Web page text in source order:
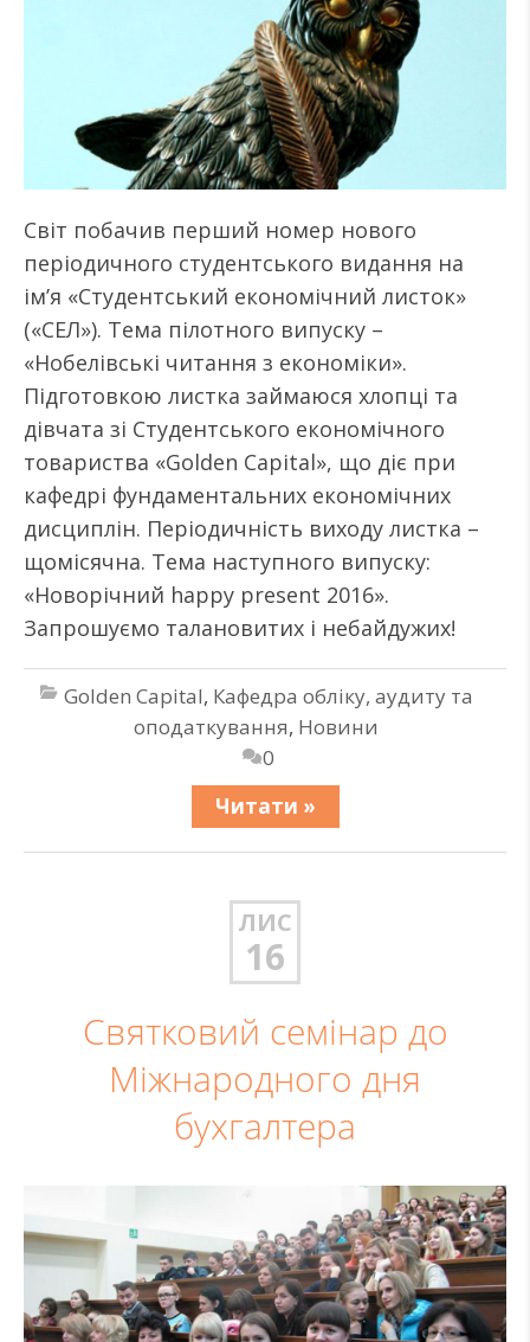
Світ побачив перший номер нового
періодичного студентського видання на
ім’я «Студентський економічний листок»
(«СЕЛ»). Тема пілотного випуску –
«Нобелівські читання з економіки».
Підготовкою листка займаюся хлопці та
дівчата зі Студентського економічного
товариства «Golden Capital», що діє при
кафедрі фундаментальних економічних
дисциплін. Періодичність виходу листка –
щомісячна. Тема наступного випуску:
«Новорічний happy present 2016».
Запрошуємо талановитих і небайдужих!
Golden Capital, Кафедра обліку, аудиту та
оподаткування, Новини
0
Читати »
ЛИС
16
Святковий семінар до
Міжнародного дня
бухгалтера